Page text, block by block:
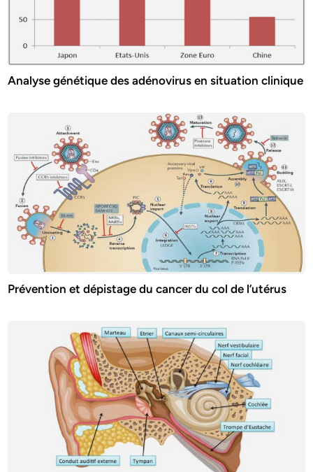
Analyse génétique des adénovirus en situation clinique
Prévention et dépistage du cancer du col de l’utérus